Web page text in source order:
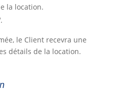
la location.
le Client recevra une
détails de la location.